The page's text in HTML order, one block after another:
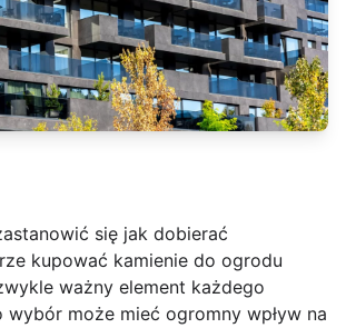
się jak dobierać
kupować kamienie do ogrodu
ważny element każdego
może mieć ogromny wpływ na